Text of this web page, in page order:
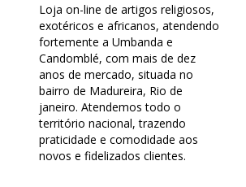
Loja on-line de artigos religiosos,
exotéricos e africanos, atendendo
fortemente a Umbanda e
Candomblé, com mais de dez
anos de mercado, situada no
bairro de Madureira, Rio de
janeiro. Atendemos todo o
território nacional, trazendo
praticidade e comodidade aos
novos e fidelizados clientes.